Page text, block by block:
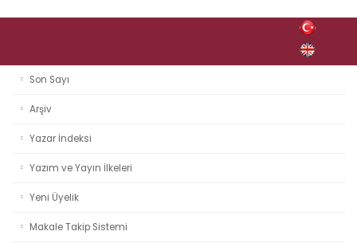
Son Sayı
Arşiv
Yazar İndeksi
Yazım ve Yayın İlkeleri
Yeni Üyelik
Makale Takip Sistemi